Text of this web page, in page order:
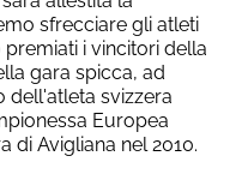
sfrecciare gli atleti
i vincitori della
gara spicca, ad
dell'atleta svizzera
Europea
di Avigliana nel 2010.